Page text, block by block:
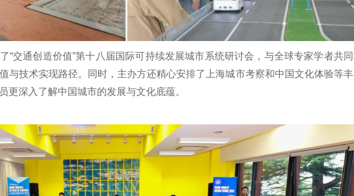
“交通创造价值”第十八届国际可持续发展城市系统研讨会，与全球专家学者共同
与技术实现路径。同时，主办方还精心安排了上海城市考察和中国文化体验等丰
更深入了解中国城市的发展与文化底蕴。